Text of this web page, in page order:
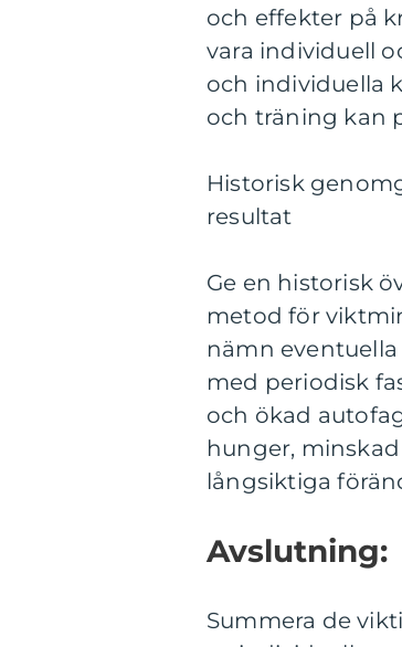
och effekter på
vara individuell
och individuella
och träning kan
Historisk
resultat
Ge en historisk
metod för
nämn
med periodisk
och ökad
hunger,
långsiktiga
Avslutning:
Summera de